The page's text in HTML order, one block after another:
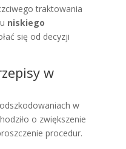
traktowania
niskiego
się od decyzji
w
w
o zwiększenie
procedur.